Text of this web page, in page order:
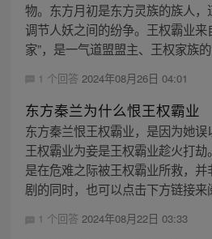
物。东方月初是东方灵族的族人
调节人妖之间的纷争。王权霸业来
家”，是一气道盟盟主、王权家族
1 个回答 2024年08月26日 04:01
东方秦兰为什么恨王权霸业
东方秦兰恨王权霸业，是因为她
王权霸业为妾是王权霸业趁火打
是在危难之际被王权霸业所救，
剧的同时，也可以点击下方链接来
1 个回答 2024年08月22日 03:33